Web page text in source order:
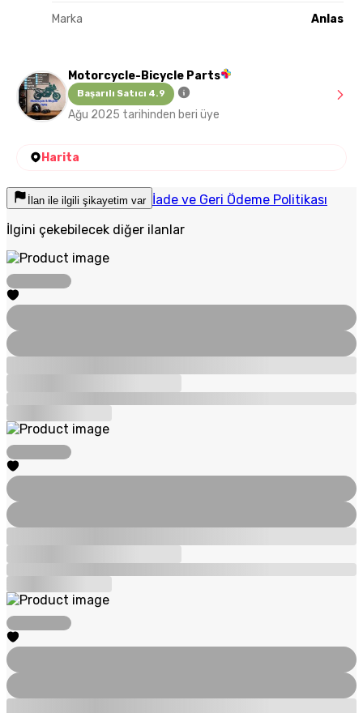
Marka Anlas
Motorcycle-Bicycle Parts
Başarılı Satıcı 4.9
Ağu 2025 tarihinden beri üye
Harita
İlan ile ilgili şikayetim var İade ve Geri Ödeme Politikası
İlgini çekebilecek diğer ilanlar